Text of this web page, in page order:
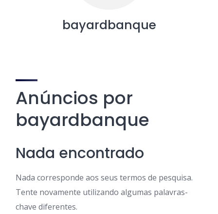
bayardbanque
Anúncios por
bayardbanque
Nada encontrado
Nada corresponde aos seus termos de pesquisa.
Tente novamente utilizando algumas palavras-
chave diferentes.